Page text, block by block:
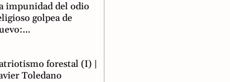
impunidad del odio
golpea de
forestal (I) |
Toledano